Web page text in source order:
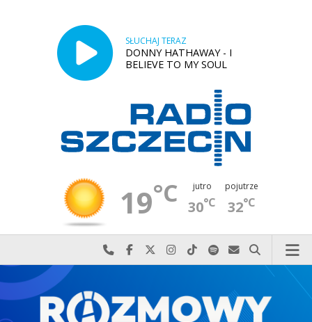
SŁUCHAJ TERAZ
DONNY HATHAWAY - I
BELIEVE TO MY SOUL
19°C jutro
30°C
pojutrze
32°C
Najlepiej po prostu do nas zadzwoń
Odwiedź nas na Facebook-u
Odwiedź nas na X
Odwiedź nas na Instagram-ie
Odwiedź nas na TikTok-u
Szukaj nas na Spotify
Wyślij do nas
Szukaj